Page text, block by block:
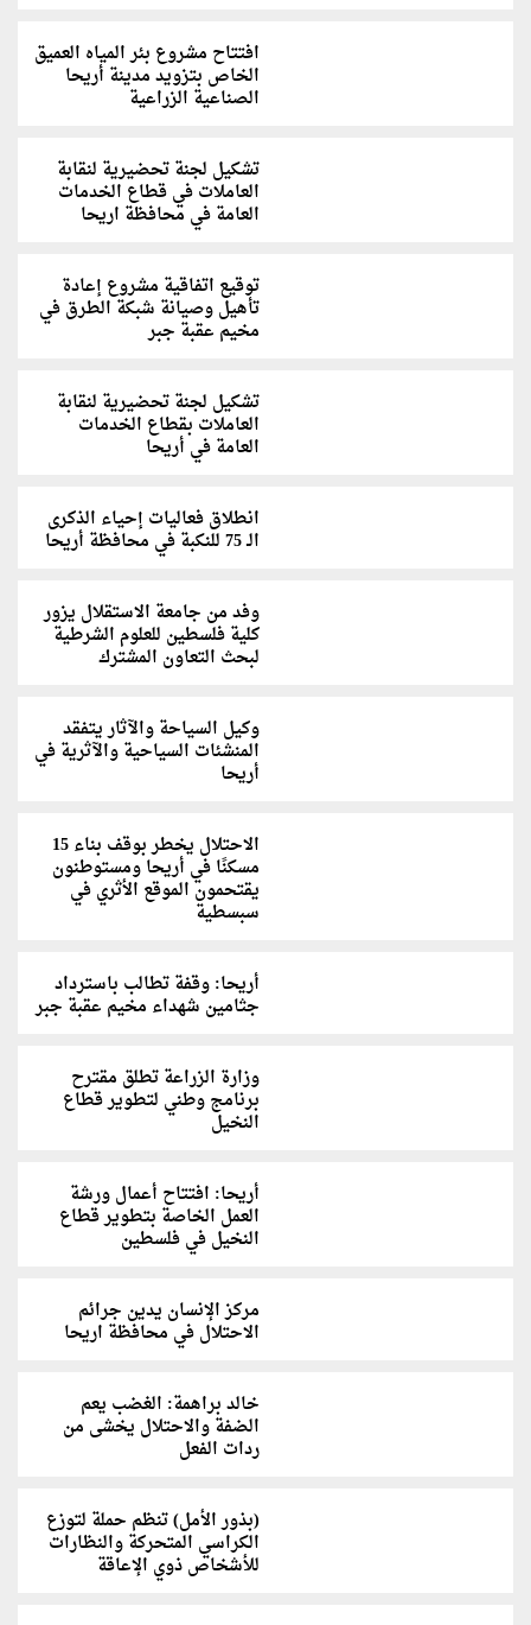
افتتاح مشروع بئر المياه العميق
الخاص بتزويد مدينة أريحا
الصناعية الزراعية
تشكيل لجنة تحضيرية لنقابة
العاملات في قطاع الخدمات
العامة في محافظة اريحا
توقيع اتفاقية مشروع إعادة
تأهيل وصيانة شبكة الطرق في
مخيم عقبة جبر
تشكيل لجنة تحضيرية لنقابة
العاملات بقطاع الخدمات
العامة في أريحا
انطلاق فعاليات إحياء الذكرى
الـ 75 للنكبة في محافظة أريحا
وفد من جامعة الاستقلال يزور
كلية فلسطين للعلوم الشرطية
لبحث التعاون المشترك
وكيل السياحة والآثار يتفقد
المنشئات السياحية والآثرية في
أريحا
الاحتلال يخطر بوقف بناء 15
مسكنًا في أريحا ومستوطنون
يقتحمون الموقع الأثري في
سبسطية
أريحا: وقفة تطالب باسترداد
جثامين شهداء مخيم عقبة جبر
وزارة الزراعة تطلق مقترح
برنامج وطني لتطوير قطاع
النخيل
أريحا: افتتاح أعمال ورشة
العمل الخاصة بتطوير قطاع
النخيل في فلسطين
مركز الإنسان يدين جرائم
الاحتلال في محافظة اريحا
خالد براهمة: الغضب يعم
الضفة والاحتلال يخشى من
ردات الفعل
(بذور الأمل) تنظم حملة لتوزع
الكراسي المتحركة والنظارات
للأشخاص ذوي الإعاقة